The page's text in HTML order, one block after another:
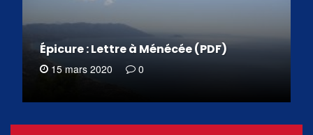
Épicure : Lettre à Ménécée (PDF)
15 mars 2020 0